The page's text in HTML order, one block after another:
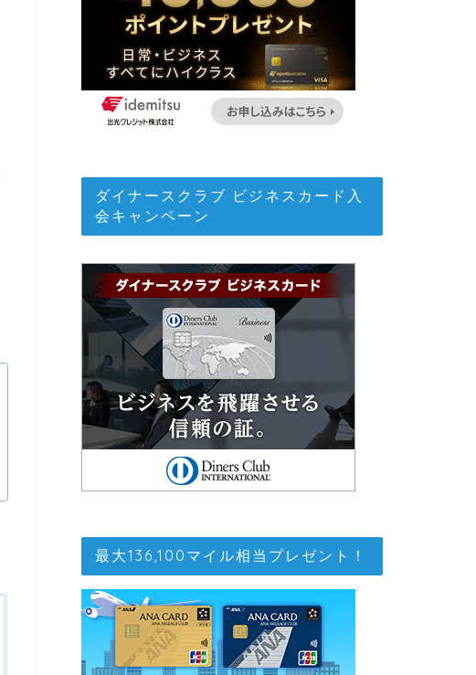
ダイナースクラブ ビジネスカード入
会キャンペーン
最大136,100マイル相当プレゼント！